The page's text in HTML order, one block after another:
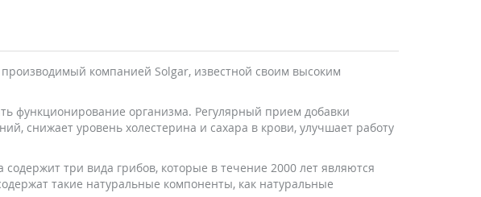
компанией Solgar, известной своим высоким
функционирование организма. Регулярный прием добавки
снижает уровень холестерина и сахара в крови, улучшает работу
три вида грибов, которые в течение 2000 лет являются
такие натуральные компоненты, как натуральные